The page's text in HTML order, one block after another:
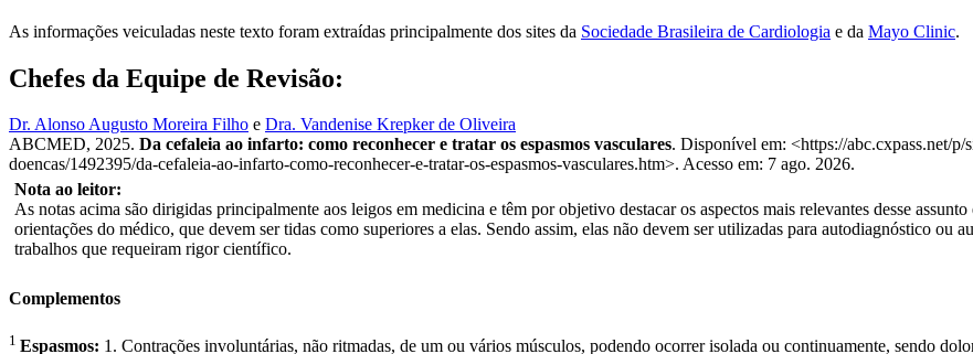
As informações veiculadas neste texto foram extraídas principalmente dos sites da Sociedade Brasileira de Cardiologia e da Mayo Clinic.
Chefes da Equipe de Revisão:
Dr. Alonso Augusto Moreira Filho e Dra. Vandenise Krepker de Oliveira
ABCMED, 2025. Da cefaleia ao infarto: como reconhecer e tratar os espasmos vasculares. Disponível em: <https://abc.cxpass.net/p/
doencas/1492395/da-cefaleia-ao-infarto-como-reconhecer-e-tratar-os-espasmos-vasculares.htm>. Acesso em: 7 ago. 2026.
Nota ao leitor:
As notas acima são dirigidas principalmente aos leigos em medicina e têm por objetivo destacar os aspectos mais relevantes desse
orientações do médico, que devem ser tidas como superiores a elas. Sendo assim, elas não devem ser utilizadas para autodiagnóstico ou
trabalhos que requeiram rigor científico.
Complementos
1 Espasmos: 1. Contrações involuntárias, não ritmadas, de um ou vários músculos, podendo ocorrer isolada ou continuamente, sendo